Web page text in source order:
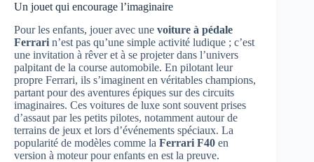
Un jouet qui encourage l’imaginaire
Pour les enfants, jouer avec une voiture à pédale
Ferrari n’est pas qu’une simple activité ludique ; c’est
une invitation à rêver et à se projeter dans l’univers
palpitant de la course automobile. En pilotant leur
propre Ferrari, ils s’imaginent en véritables champions,
partant pour des aventures épiques sur des circuits
imaginaires. Ces voitures de luxe sont souvent prises
d’assaut par les petits pilotes, notamment autour de
terrains de jeux et lors d’événements spéciaux. La
popularité de modèles comme la Ferrari F40 en
version à moteur pour enfants en est la preuve.